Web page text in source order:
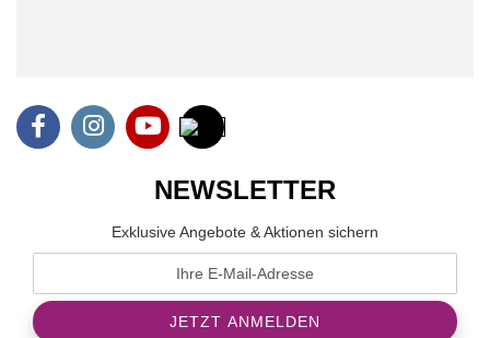
NEWSLETTER
Exklusive Angebote & Aktionen sichern